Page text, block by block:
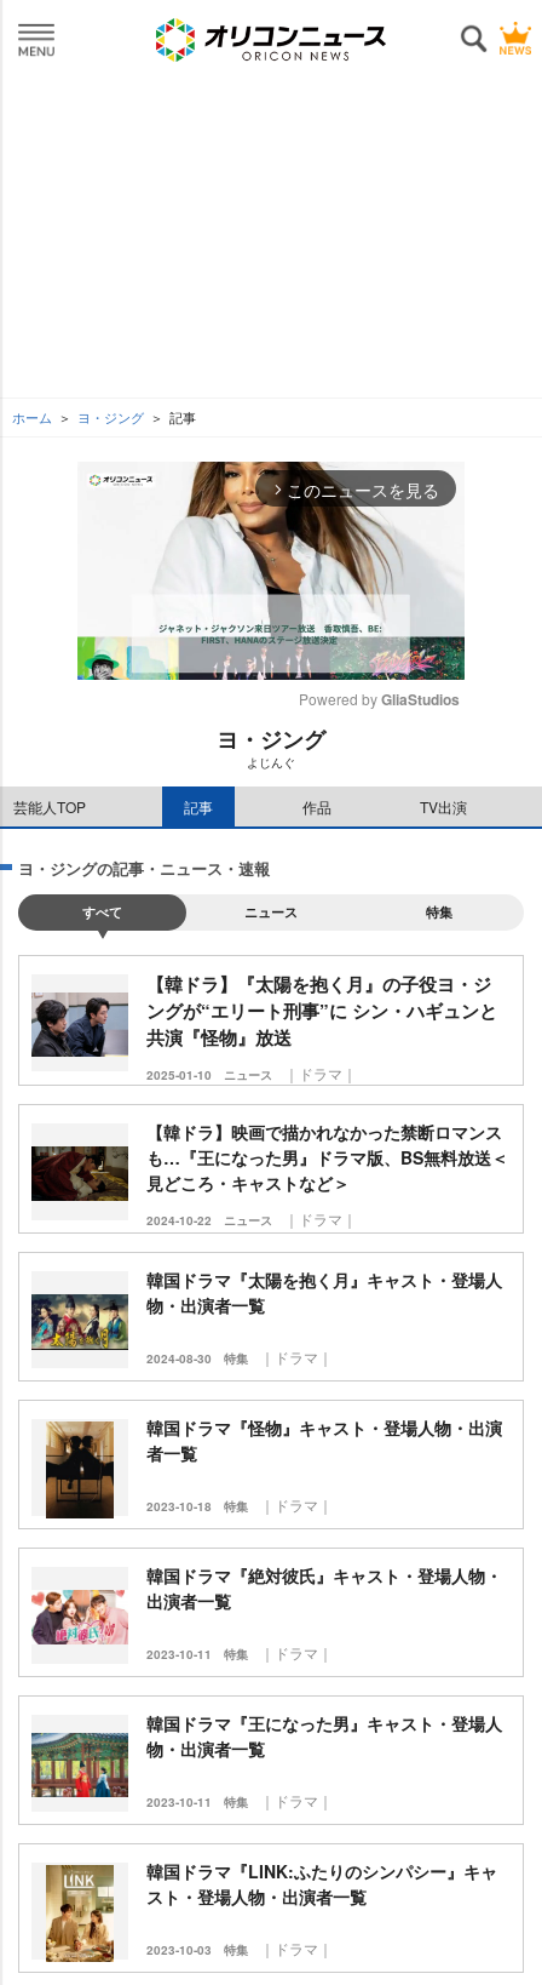
ホーム ヨ・ジング 記事
arrow_forward_ios このニュースを見る
Powered by GliaStudios
ヨ・ジング
よじんぐ
芸能人TOP 記事 作品 TV出演
ヨ・ジングの記事・ニュース・速報
すべて ニュース 特集
【韓ドラ】『太陽を抱く月』の子役ヨ・ジ
ングが“エリート刑事”に シン・ハギュンと
共演『怪物』放送
2025-01-10 ニュース ｜ドラマ｜
【韓ドラ】映画で描かれなかった禁断ロマンス
も…『王になった男』ドラマ版、BS無料放送＜
見どころ・キャストなど＞
2024-10-22 ニュース ｜ドラマ｜
韓国ドラマ『太陽を抱く月』キャスト・登場人
物・出演者一覧
2024-08-30 特集 ｜ドラマ｜
韓国ドラマ『怪物』キャスト・登場人物・出演
者一覧
2023-10-18 特集 ｜ドラマ｜
韓国ドラマ『絶対彼氏』キャスト・登場人物・
出演者一覧
2023-10-11 特集 ｜ドラマ｜
韓国ドラマ『王になった男』キャスト・登場人
物・出演者一覧
2023-10-11 特集 ｜ドラマ｜
韓国ドラマ『LINK:ふたりのシンパシー』キャ
スト・登場人物・出演者一覧
2023-10-03 特集 ｜ドラマ｜